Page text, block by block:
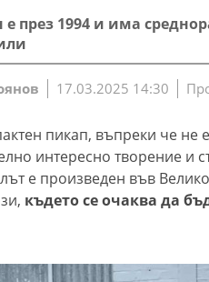
е през 1994 и има
17.03.2025 14:30
пикап, въпреки че не
интересно творение и
е произведен във
където се очаква да